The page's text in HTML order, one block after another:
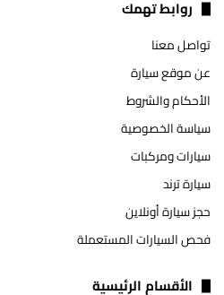
روابط تهمك
تواصل معنا
عن موقع سيارة
الأحكام والشروط
سياسة الخصوصية
سيارات ومركبات
سيارة ترند
حجز سيارة أونلاين
فحص السيارات المستعملة
الأقسام الرئيسية